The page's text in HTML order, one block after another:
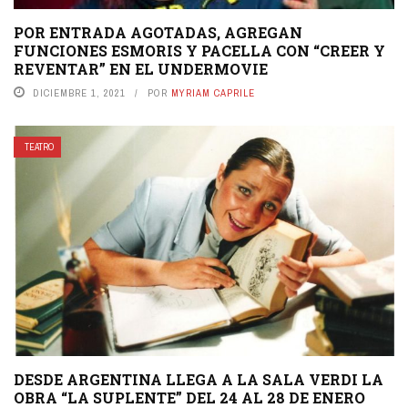
POR ENTRADA AGOTADAS, AGREGAN
FUNCIONES ESMORIS Y PACELLA CON “CREER Y
REVENTAR” EN EL UNDERMOVIE
DICIEMBRE 1, 2021 POR MYRIAM CAPRILE
TEATRO
DESDE ARGENTINA LLEGA A LA SALA VERDI LA
OBRA “LA SUPLENTE” DEL 24 AL 28 DE ENERO